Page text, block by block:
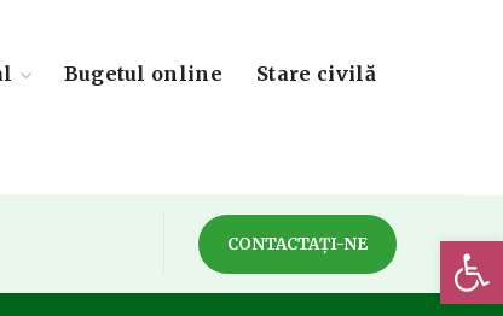
Bugetul online Stare civilă
CONTACTAȚI-NE